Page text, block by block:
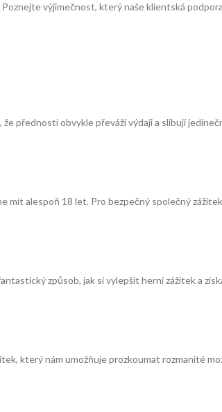
výjimečnost, který naše klientská
přednosti obvykle převáží výdaji a slibují
mít alespoň 18 let. Pro bezpečný společný
způsob, jak si vylepšit herní zážitek a
který nám umožňuje prozkoumat rozmanité